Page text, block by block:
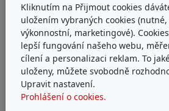
Kliknutím na Přijmout cookies
uložením vybraných cookies
výkonnostní, marketingové).
lepší fungování našeho webu,
cílení a personalizaci reklam. To
uloženy, můžete svobodně
Upravit nastavení.
Prohlášení o cookies.